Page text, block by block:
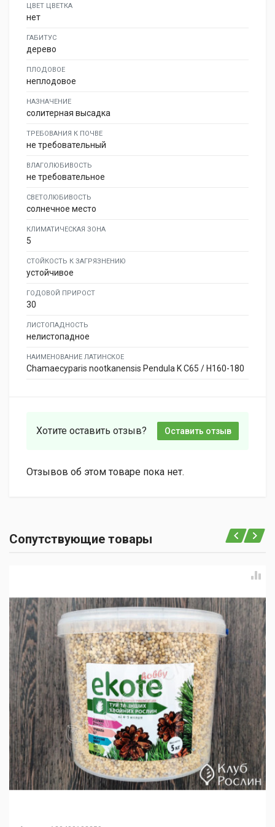
ЦВЕТ ЦВЕТКА
нет
ГАБИТУС
дерево
ПЛОДОВОЕ
неплодовое
НАЗНАЧЕНИЕ
солитерная высадка
ТРЕБОВАНИЯ К ПОЧВЕ
не требовательный
ВЛАГОЛЮБИВОСТЬ
не требовательное
СВЕТОЛЮБИВОСТЬ
солнечное место
КЛИМАТИЧЕСКАЯ ЗОНА
5
СТОЙКОСТЬ К ЗАГРЯЗНЕНИЮ
устойчивое
ГОДОВОЙ ПРИРОСТ
30
ЛИСТОПАДНОСТЬ
нелистопадное
НАИМЕНОВАНИЕ ЛАТИНСКОЕ
Chamaecyparis nootkanensis Pendula K C65 / H160-180
Хотите оставить отзыв? Оставить отзыв
Отзывов об этом товаре пока нет.
Сопутствующие товары